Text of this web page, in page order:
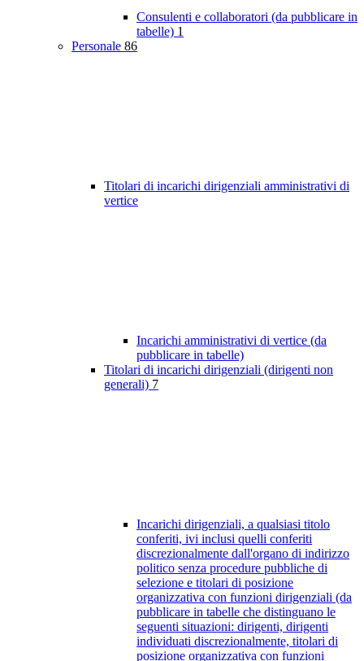
Consulenti e collaboratori (da pubblicare in
tabelle) 1
Personale 86
Titolari di incarichi dirigenziali amministrativi di
vertice
Incarichi amministrativi di vertice (da
pubblicare in tabelle)
Titolari di incarichi dirigenziali (dirigenti non
generali) 7
Incarichi dirigenziali, a qualsiasi titolo
conferiti, ivi inclusi quelli conferiti
discrezionalmente dall'organo di indirizzo
politico senza procedure pubbliche di
selezione e titolari di posizione
organizzativa con funzioni dirigenziali (da
pubblicare in tabelle che distinguano le
seguenti situazioni: dirigenti, dirigenti
individuati discrezionalmente, titolari di
posizione organizzativa con funzioni